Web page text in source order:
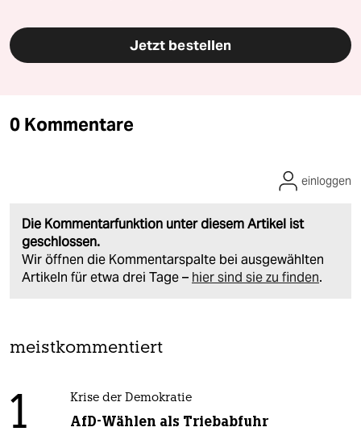
Jetzt bestellen
0 Kommentare
Die Kommentarfunktion unter diesem Artikel ist
geschlossen.
Wir öffnen die Kommentarspalte bei ausgewählten
Artikeln für etwa drei Tage – hier sind sie zu finden.
einloggen
meistkommentiert
1 Krise der Demokratie
AfD-Wählen als Triebabfuhr